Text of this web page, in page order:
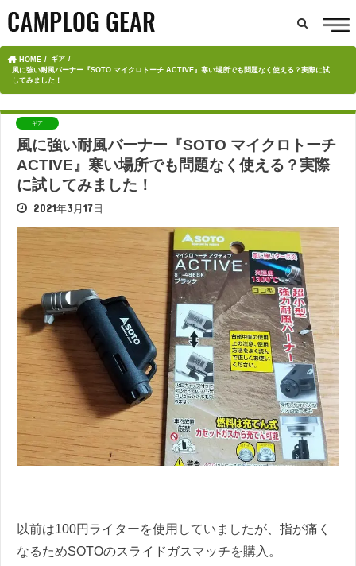
HOME
ギア
風に強い耐風バーナー『SOTO マイクロトーチ ACTIVE』寒い場所でも問題なく使える？実際に試
してみました！
ギア
風に強い耐風バーナー『SOTO マイクロトーチ
ACTIVE』寒い場所でも問題なく使える？実際
に試してみました！
2021年3月17日
以前は100円ライターを使用していましたが、指が痛く
なるためSOTOのスライドガスマッチを購入。